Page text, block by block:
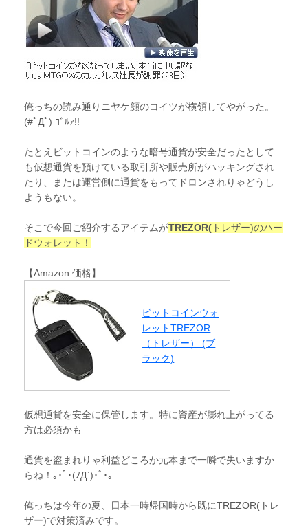
俺っちの読み通りニヤケ顔のコイツが横領してやがった。
(#ﾟДﾟ) ｺﾞﾙｧ!!
たとえビットコインのような暗号通貨が安全だったとして
も仮想通貨を預けている取引所や販売所がハッキングされ
たり、または運営側に通貨をもってドロンされりゃどうし
ようもない。
そこで今回ご紹介するアイテムがTREZOR( トレザー)のハー
ドウォレット！
【Amazon 価格】
ビットコインウォ
レットTREZOR
（トレザー） (ブ
ラック)
仮想通貨を安全に保管します。特に資産が膨れ上がってる
方は必須かも
通貨を盗まれりゃ利益どころか元本まで一瞬で失いますか
らね！｡･ﾟ･(ﾉД`)･ﾟ･｡
俺っちは今年の夏、日本一時帰国時から既にTREZOR(トレ
ザー)で対策済みです。